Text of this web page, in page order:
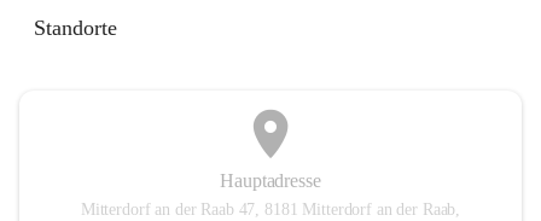
Standorte
Hauptadresse
Mitterdorf an der Raab 47, 8181 Mitterdorf an der Raab,